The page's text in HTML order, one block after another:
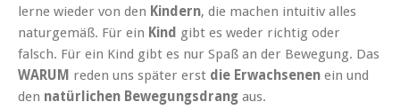
lerne wieder von den Kindern, die machen intuitiv alles
naturgemäß. Für ein Kind gibt es weder richtig oder
falsch. Für ein Kind gibt es nur Spaß an der Bewegung. Das
WARUM reden uns später erst die Erwachsenen ein und
den natürlichen Bewegungsdrang aus.